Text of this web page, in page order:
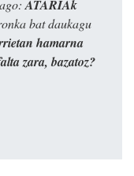
ATARIAk
bat daukagu
hamarna
zara, bazatoz?